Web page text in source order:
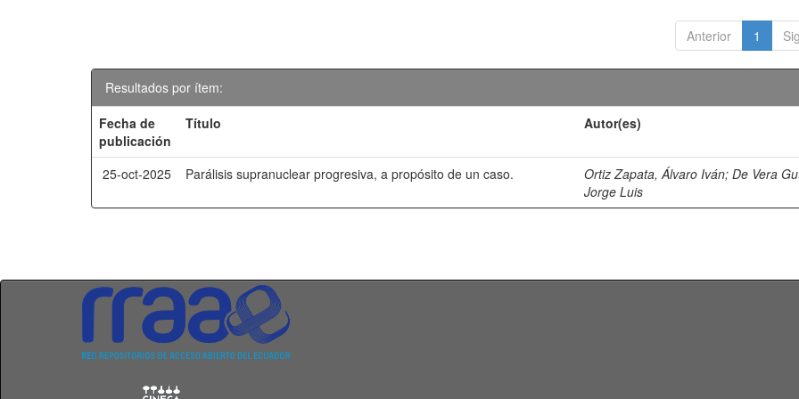
Anterior 1
Resultados por ítem:
Fecha de
publicación
Título Autor(es)
25-oct-2025 Parálisis supranuclear progresiva, a propósito de un caso. Ortiz Zapata, Álvaro Iván;De Vera
Jorge Luis